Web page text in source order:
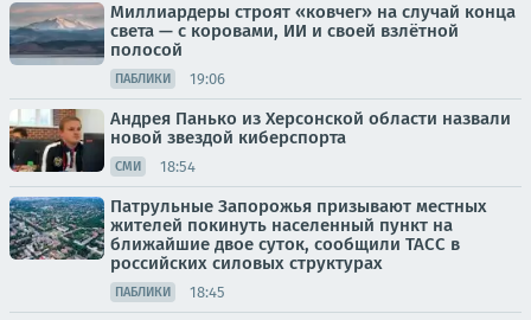
Миллиардеры строят «ковчег» на случай конца
света — с коровами, ИИ и своей взлётной
полосой
ПАБЛИКИ 19:06
Андрея Панько из Херсонской области назвали
новой звездой киберспорта
СМИ 18:54
Патрульные Запорожья призывают местных
жителей покинуть населенный пункт на
ближайшие двое суток, сообщили ТАСС в
российских силовых структурах
ПАБЛИКИ 18:45